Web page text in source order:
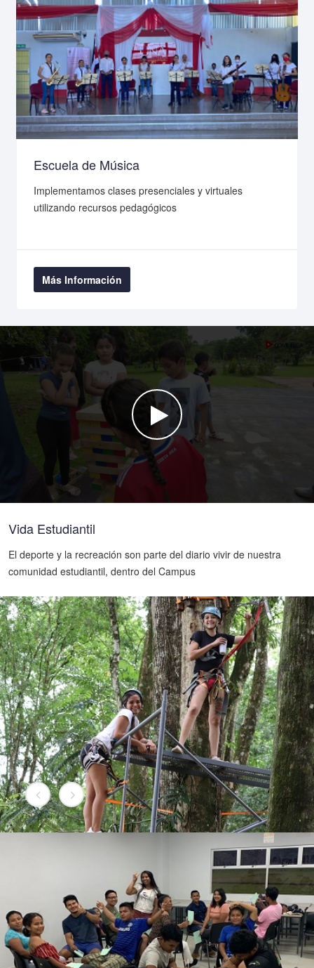
Escuela de Música
Implementamos clases presenciales y virtuales
utilizando recursos pedagógicos
Más Información
Watch the video
Vida Estudiantil
El deporte y la recreación son parte del diario vivir de nuestra
comunidad estudiantil, dentro del Campus